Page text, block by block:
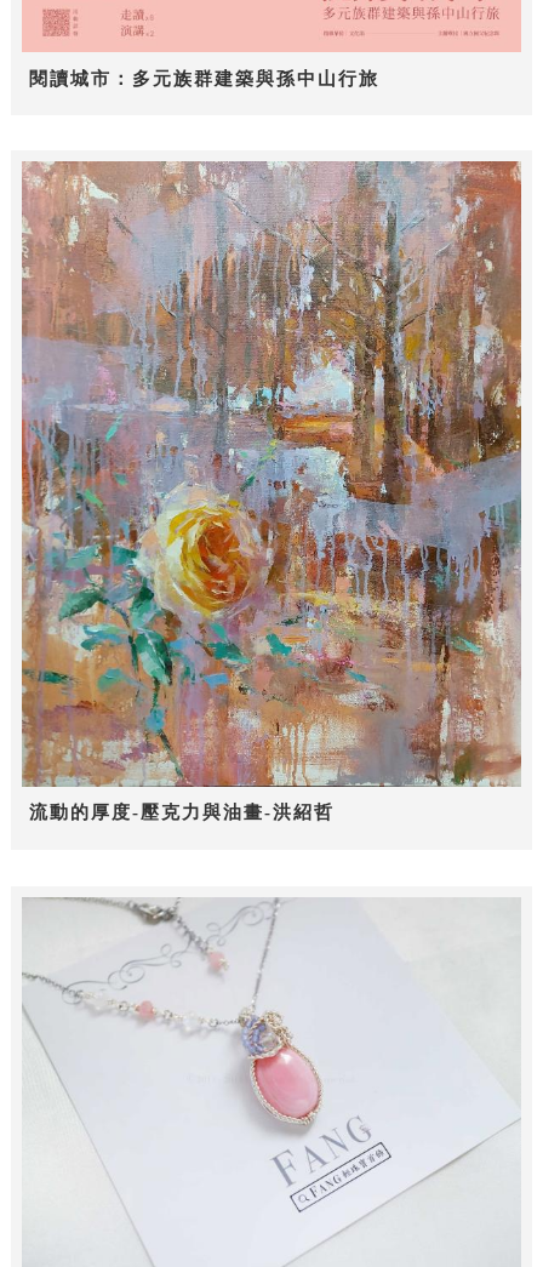
閱讀城市：多元族群建築與孫中山行旅
流動的厚度-壓克力與油畫-洪紹哲